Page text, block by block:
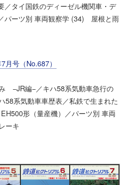
／タイ国鉄のディーゼル機関車・デ
パーツ別 車両観察学 (34) 屋根と雨
号（No.687）
−JR編−／キハ58系気動車急行の
系気動車車歴表／私鉄で生まれた
形（量産機）／パーツ別 車両
ーキ